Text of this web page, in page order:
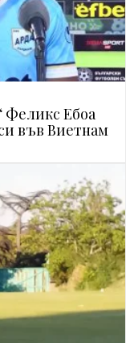
Феликс Ебоа
във Виетнам